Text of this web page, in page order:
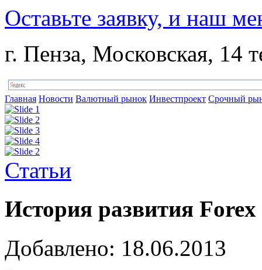
Оставьте заявку, и наш
г. Пенза, Московская, 14
Главная Новости Валютный рынок Инвестпроект Срочный
Статьи
История развития Forex
Добавлено: 18.06.2013